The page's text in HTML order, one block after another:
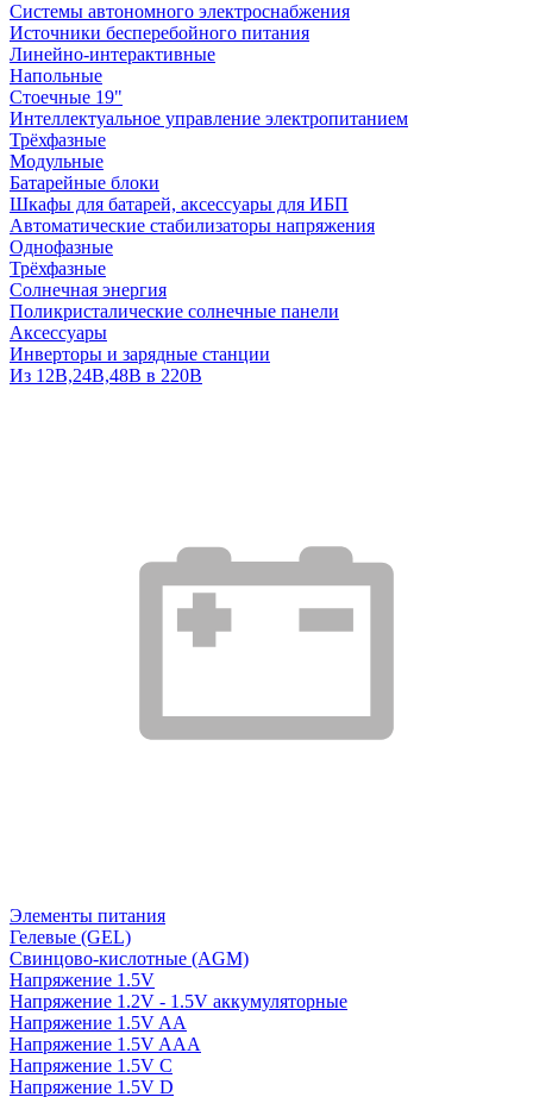
Системы автономного электроснабжения
Источники бесперебойного питания
Линейно-интерактивные
Напольные
Стоечные 19"
Интеллектуальное управление электропитанием
Трёхфазные
Модульные
Батарейные блоки
Шкафы для батарей, аксессуары для ИБП
Автоматические стабилизаторы напряжения
Однофазные
Трёхфазные
Солнечная энергия
Поликристалические солнечные панели
Аксессуары
Инверторы и зарядные станции
Из 12В,24В,48В в 220В
Элементы питания
Гелевые (GEL)
Свинцово-кислотные (AGM)
Напряжение 1.5V
Напряжение 1.2V - 1.5V аккумуляторные
Напряжение 1.5V AA
Напряжение 1.5V AAA
Напряжение 1.5V C
Напряжение 1.5V D